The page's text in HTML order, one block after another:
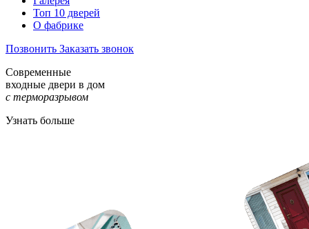
Топ 10 дверей
О фабрике
Позвонить Заказать звонок
Современные
входные двери в дом
с терморазрывом
Узнать больше